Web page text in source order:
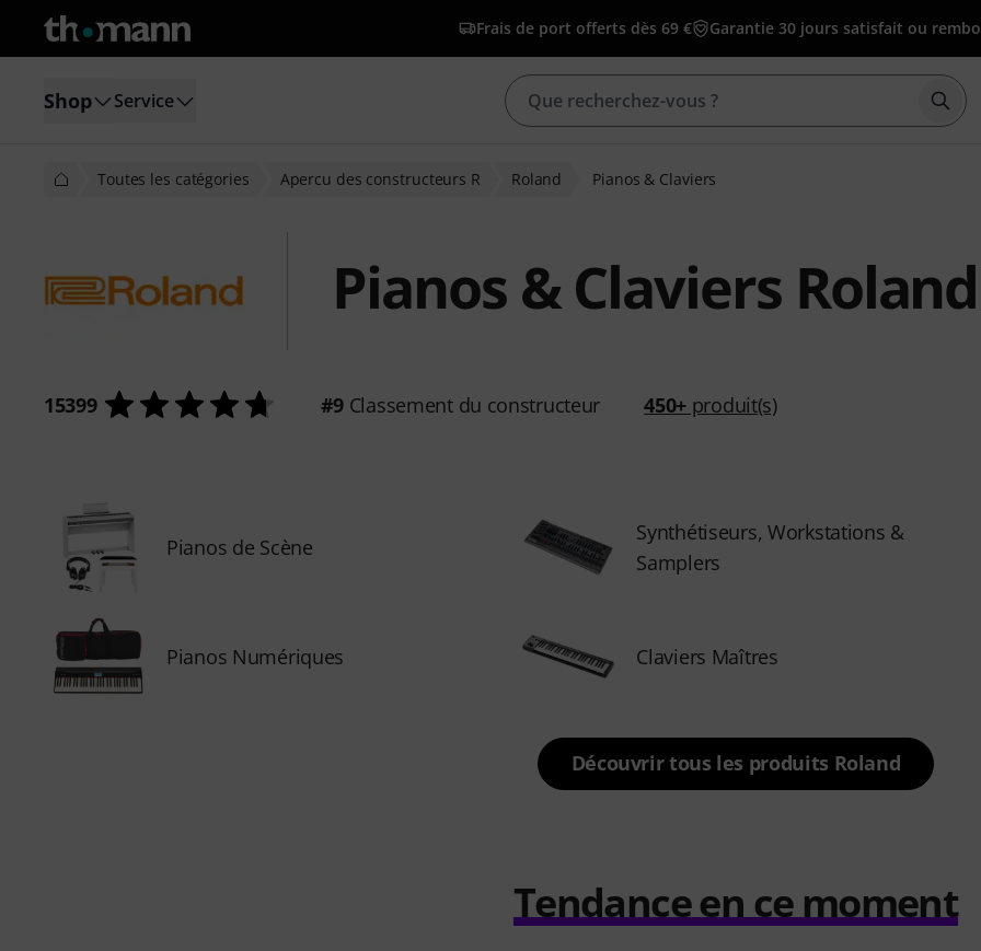
Frais de port offerts dès 69 € Garantie 30 jours satisfait ou
Shop Service
Toutes les catégories Apercu des constructeurs R Roland Pianos & Claviers
Pianos & Claviers Roland
15399 #9Classement du constructeur 450+ produit(s)
Pianos de Scène
Synthétiseurs, Workstations &
Samplers
Pianos Numériques Claviers Maîtres
Découvrir tous les produits Roland
Tendance en ce moment